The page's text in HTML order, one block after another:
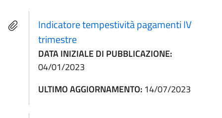
Indicatore tempestività pagamenti IV
trimestre
DATA INIZIALE DI PUBBLICAZIONE:
04/01/2023
ULTIMO AGGIORNAMENTO: 14/07/2023